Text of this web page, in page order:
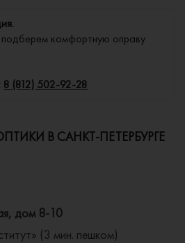
комфортную оправу
8 (812) 502-92-28
В САНКТ-ПЕТЕРБУРГЕ
дом 8-10
(3 мин. пешком)